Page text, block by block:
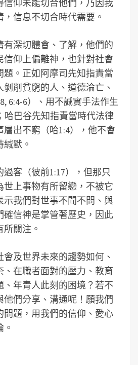
信仰未能切合他們，乃因我
信息不切合時代需要。
有深切體會、了解，他們的
信仰上偏離神，也針對社會
題。正如阿摩司先知指責當
削貧窮的人、道德淪亡、
6:4-6）、用不誠實手法作生
哈巴谷先知指責當時代法律
出不窮（哈1:4），他不會
默。
客（彼前1:17），但那只
世上事物有所留戀，不被它
示我們對世事不聞不問、與
確信神是掌管著歷史，因此
關注。
及世界未來的趨勢如何、
、在職者面對的壓力、教育
、年青人此刻的困境？若不
他們分享、溝通呢！願我們
問題，用我們的信仰、愛心